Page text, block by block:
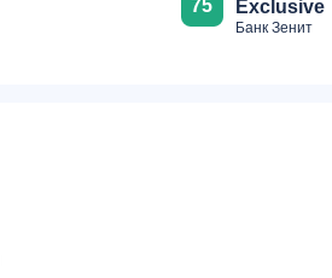
75
Exclusive
Банк Зенит